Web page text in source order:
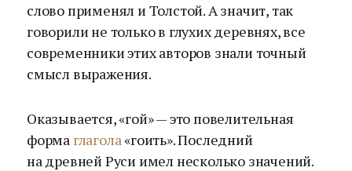
слово применял и Толстой. А значит, так
говорили не только в глухих деревнях, все
современники этих авторов знали точный
смысл выражения.
Оказывается, «гой» — это повелительная
форма глагола«гоить». Последний
на древней Руси имел несколько значений.